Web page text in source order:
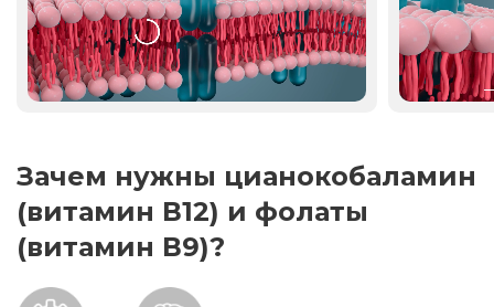
Зачем нужны цианокобаламин
(витамин В12) и фолаты
(витамин В9)?